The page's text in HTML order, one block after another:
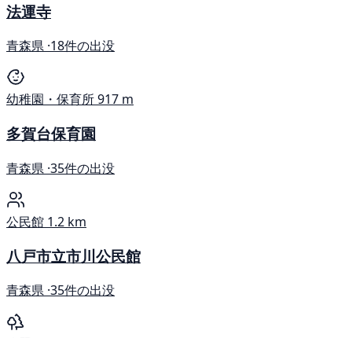
法運寺
青森県 ·18件の出没
幼稚園・保育所917 m
多賀台保育園
青森県 ·35件の出没
公民館 1.2 km
八戸市立市川公民館
青森県 ·35件の出没